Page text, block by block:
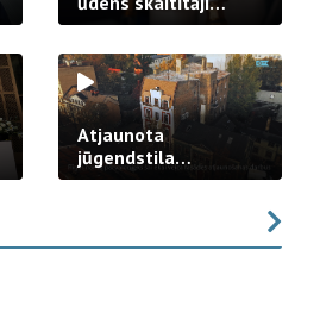
strādā praksē
Atjaunota
jūgendstila
arhitektūras pērles